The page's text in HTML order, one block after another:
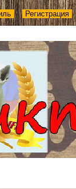
Регистрация